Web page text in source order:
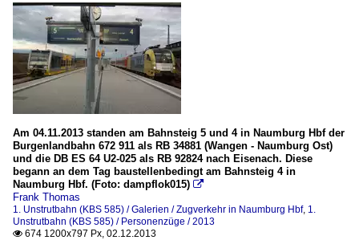
Am 04.11.2013 standen am Bahnsteig 5 und 4 in Naumburg Hbf der
Burgenlandbahn 672 911 als RB 34881 (Wangen - Naumburg Ost)
und die DB ES 64 U2-025 als RB 92824 nach Eisenach. Diese
begann an dem Tag baustellenbedingt am Bahnsteig 4 in
Naumburg Hbf. (Foto: dampflok015) 
Frank Thomas
1. Unstrutbahn (KBS 585) / Galerien / Zugverkehr in Naumburg Hbf, 1.
Unstrutbahn (KBS 585) / Personenzüge / 2013
 674 1200x797 Px, 02.12.2013